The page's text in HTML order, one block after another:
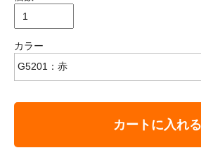
カラー
カートに入れる